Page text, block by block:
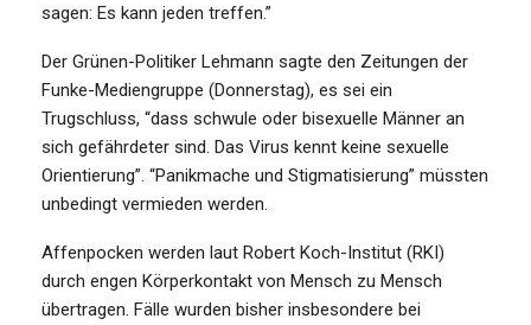
sagen: Es kann jeden treffen.”
Der Grünen-Politiker Lehmann sagte den Zeitungen der
Funke-Mediengruppe (Donnerstag), es sei ein
Trugschluss, “dass schwule oder bisexuelle Männer an
sich gefährdeter sind. Das Virus kennt keine sexuelle
Orientierung”. “Panikmache und Stigmatisierung” müssten
unbedingt vermieden werden.
Affenpocken werden laut Robert Koch-Institut (RKI)
durch engen Körperkontakt von Mensch zu Mensch
übertragen. Fälle wurden bisher insbesondere bei